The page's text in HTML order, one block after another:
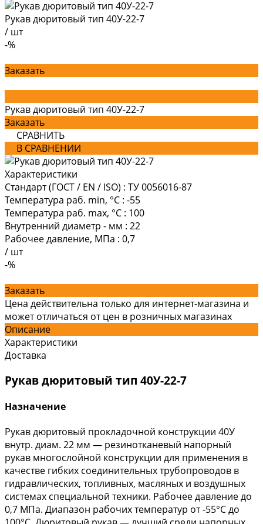
Рукав дюритовый тип 40У-22-7
/ шт
-%
Заказать
Рукав дюритовый тип 40У-22-7
Заказать
СРАВНИТЬ
В СРАВНЕНИИ
Характеристики
Стандарт (ГОСТ / EN / ISO) : ТУ 0056016-87
Температура раб. min, °C : -55
Температура раб. max, °C : 100
Внутренний диаметр - мм : 22
Рабочее давление, МПа : 0,7
/ шт
-%
Заказать
Цена действительна только для интернет-магазина и
может отличаться от цен в розничных магазинах
Описание
Характеристики
Доставка
Рукав дюритовый тип 40У-22-7
Назначение
Рукав дюритовый прокладочной конструкции 40У
внутр. диам. 22 мм — резинотканевый напорный
рукав многослойной конструкции для применения в
качестве гибких соединительных трубопроводов в
гидравлических, топливных, масляных и воздушных
системах специальной техники. Рабочее давление до
0,7 МПа. Диапазон рабочих температур от -55°С до